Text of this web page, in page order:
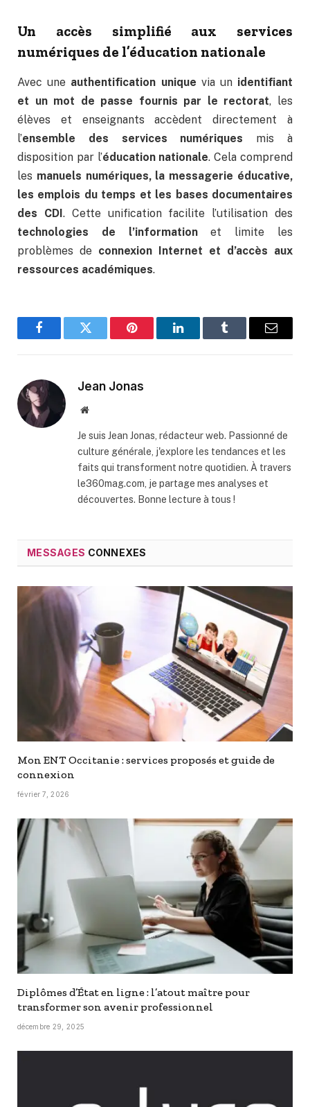
Un accès simplifié aux services
numériques de l’éducation nationale
Avec une authentification unique via un identifiant
et un mot de passe fournis par le rectorat, les
élèves et enseignants accèdent directement à
l’ensemble des services numériques mis à
disposition par l’éducation nationale. Cela comprend
les manuels numériques, la messagerie éducative,
les emplois du temps et les bases documentaires
des CDI . Cette unification facilite l’utilisation des
technologies de l’informationet limite les
problèmes de connexion Internet et d’accès aux
ressources académiques.
FacebookTwitter Pinterest LinkedInTumblr Email
Jean Jonas
Website
Je suis Jean Jonas, rédacteur web. Passionné de
culture générale, j'explore les tendances et les
faits qui transforment notre quotidien. À travers
le360mag.com, je partage mes analyses et
découvertes. Bonne lecture à tous !
MESSAGES CONNEXES
Mon ENT Occitanie : services proposés et guide de
connexion
février 7, 2026
Diplômes d’État en ligne : l’atout maître pour
transformer son avenir professionnel
décembre 29, 2025